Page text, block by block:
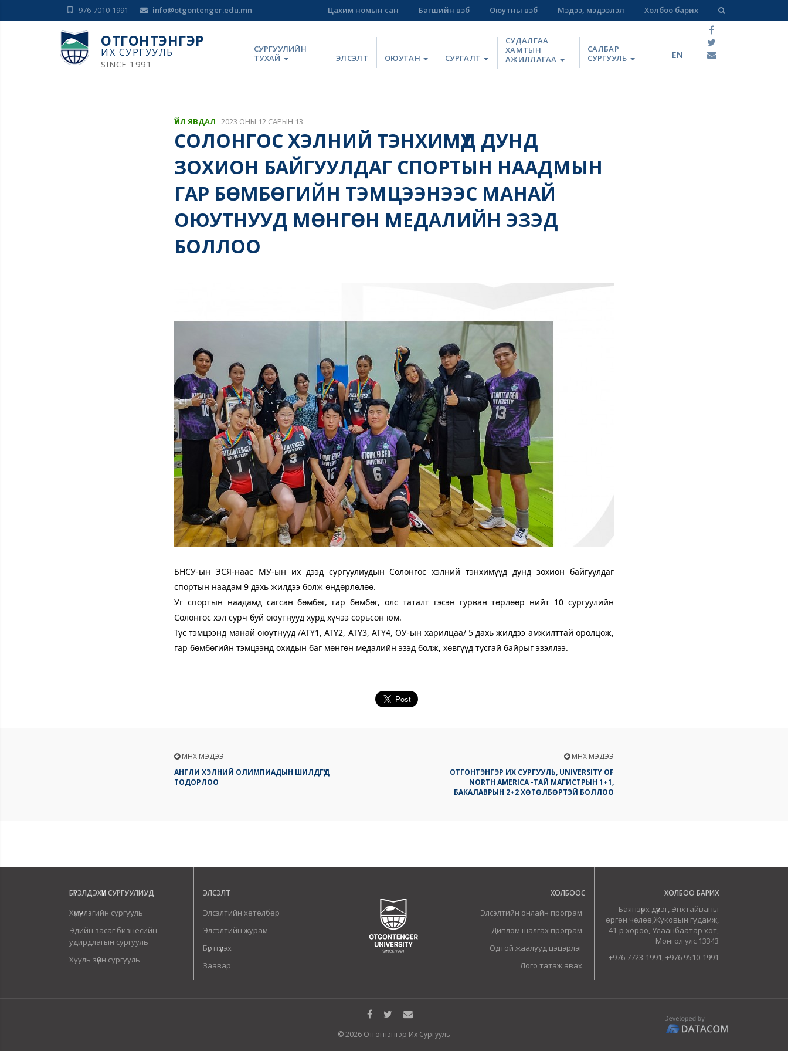
976-7010-1991 info@otgontenger.edu.mn Цахим номын сан Багшийн вэб Оюутны вэб Мэдээ, мэдээлэл Холбоо барих
ОТГОНТЭНГЭР
ИХ СУРГУУЛЬ
SINCE 1991
СУРГУУЛИЙН
ТУХАЙ
ЭЛСЭЛТ ОЮУТАН СУРГАЛТ
СУДАЛГАА
ХАМТЫН
АЖИЛЛАГАА
САЛБАР
СУРГУУЛЬ
EN
ҮЙЛ ЯВДАЛ 2023 ОНЫ 12 САРЫН 13
СОЛОНГОС ХЭЛНИЙ ТЭНХИМҮҮД ДУНД
ЗОХИОН БАЙГУУЛДАГ СПОРТЫН НААДМЫН
ГАР БӨМБӨГИЙН ТЭМЦЭЭНЭЭС МАНАЙ
ОЮУТНУУД МӨНГӨН МЕДАЛИЙН ЭЗЭД
БОЛЛОО
БНСУ-ын ЭСЯ-наас МУ-ын их дээд сургуулиудын Солонгос хэлний тэнхимүүд дунд зохион байгуулдаг
спортын наадам 9 дэхь жилдээ болж өндөрлөлөө.
Уг спортын наадамд сагсан бөмбөг, гар бөмбөг, олс таталт гэсэн гурван төрлөөр нийт 10 сургуулийн
Солонгос хэл сурч буй оюутнууд хурд хүчээ сорьсон юм.
Тус тэмцээнд манай оюутнууд /АТҮ1, АТҮ2, АТҮ3, АТҮ4, ОУ-ын харилцаа/ 5 дахь жилдээ амжилттай оролцож,
гар бөмбөгийн тэмцээнд охидын баг мөнгөн медалийн эзэд болж, хөвгүүд тусгай байрыг эзэллээ.
ӨМНӨХ МЭДЭЭ
АНГЛИ ХЭЛНИЙ ОЛИМПИАДЫН ШИЛДГҮҮД
ТОДОРЛОО
ӨМНӨХ МЭДЭЭ
ОТГОНТЭНГЭР ИХ СУРГУУЛЬ, UNIVERSITY OF
NORTH AMERICA -ТАЙ МАГИСТРЫН 1+1,
БАКАЛАВРЫН 2+2 ХӨТӨЛБӨРТЭЙ БОЛЛОО
БҮРЭЛДЭХҮҮН СУРГУУЛИУД
Хүмүүнлэгийн сургууль
Эдийн засаг бизнесийн
удирдлагын сургууль
Хууль зүйн сургууль
ЭЛСЭЛТ
Элсэлтийн хөтөлбөр
Элсэлтийн журам
Бүртгүүлэх
Заавар
ХОЛБООС
Элсэлтийн онлайн програм
Диплом шалгах програм
Одтой жаалууд цэцэрлэг
Лого татаж авах
ХОЛБОО БАРИХ
Баянзүрх дүүрэг, Энхтайваны
өргөн чөлөө,Жуковын гудамж,
41-р хороо, Улаанбаатар хот,
Монгол улс 13343
+976 7723-1991, +976 9510-1991
© 2026 Отгонтэнгэр Их Сургууль